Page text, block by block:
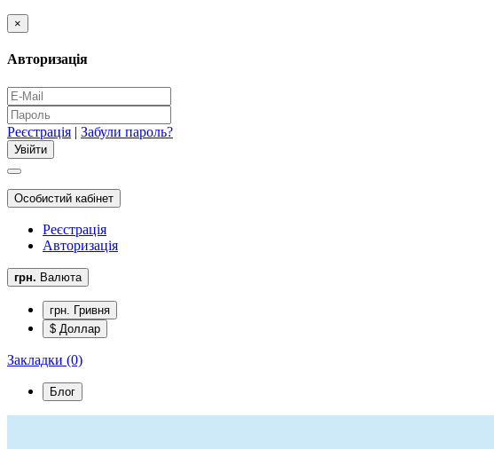
×
Авторизація
Реєстрація | Забули пароль?
Особистий кабінет
Реєстрація
Авторизація
грн. Валюта
грн. Гривня
$ Доллар
Закладки (0)
Блог